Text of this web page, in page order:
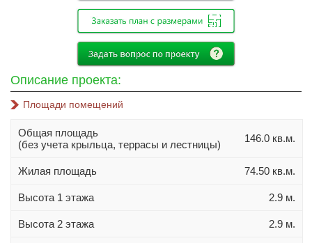
10х12
11х11
11х14
11х15
12х14
Описание проекта:
Площади помещений
Общая площадь
(без учета крыльца, террасы и лестницы)
146.0 кв.м.
Жилая площадь 74.50 кв.м.
Высота 1 этажа 2.9 м.
Высота 2 этажа 2.9 м.